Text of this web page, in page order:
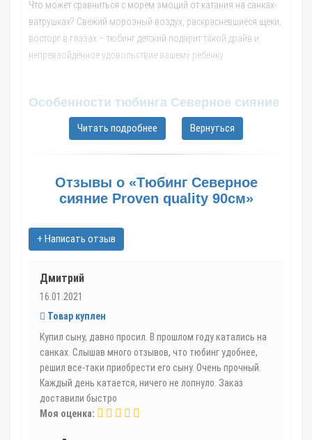
Что может сравниться с морем эмоций от катания на санках-
ватрушках? Свежий морозный воздух, раскрасневшиеся щеки,
восторг в глазах – тюбинг детский подарит такой драйв и
непревзойденное удовольствие вашему ребенку.
Особенности тюбинга Северное сияние
Внешне тюбинг похож на огромную автомобильную шину,
завернутую внутрь чехла. Количество донных слоев в санках
скольжение.
Сверху изделие покрыто полиэстером с ПВХ. Надувной
скорость. После сдувания занимает минимум места. Хорошая
ватрушка для катания прослужит не менее 4-5 лет при
Параметры санок:
- масса – 2,6 кг;
- диаметр в надутом состоянии – 84 см, после выпуска
воздуха – 90 см;
- высота – 25 см;
- расцветка яркая, красочная.
Читать подробнее Вернуться
Отзывы о «Тюбинг Северное
сияние Proven quality 90см»
+ Написать отзыв
Дмитрий
16.01.2021
Товар куплен
Купил сыну, давно просил. В прошлом году катались на
санках. Слышав много отзывов, что тюбинг удобнее,
решил все-таки приобрести его сыну. Очень прочный.
Каждый день катается, ничего не лопнуло. Заказ
доставили быстро
Моя оценка: